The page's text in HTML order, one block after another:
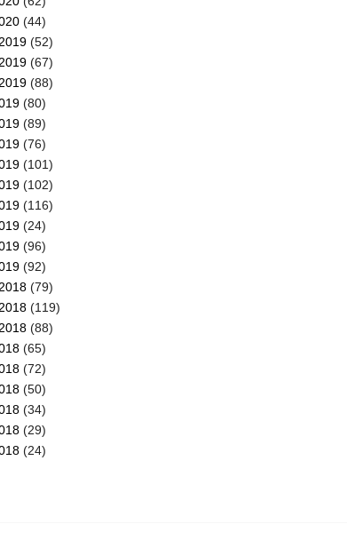
(44)
(52)
(67)
(88)
(80)
(89)
(76)
(101)
(102)
(116)
(24)
(96)
(92)
(79)
(119)
(88)
(65)
(72)
(50)
(34)
(29)
(24)